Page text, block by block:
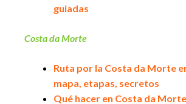
guiadas
Costa da Morte
Ruta por la Costa da Morte
mapa, etapas, secretos
Qué hacer en Costa da